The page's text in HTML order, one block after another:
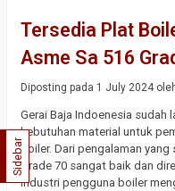
Tersedia Plat
Asme Sa 516
Diposting pada 1 July 2024
Gerai Baja Indoenesia
kebutuhan material untuk
boiler. Dari pengalaman
Grade 70 sangat baik dan
industri pengguna boiler
Sidebar